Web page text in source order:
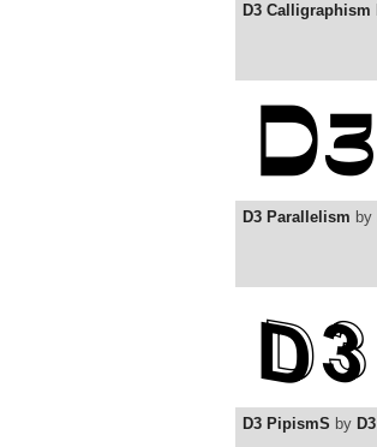
D3 Calligraphism
D3 Parallelism by
D3 PipismS by D3